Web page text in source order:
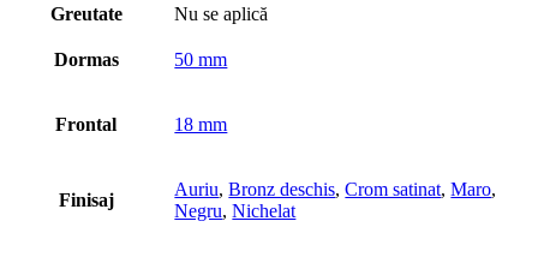
Greutate Nu se aplică
Dormas 50 mm
Frontal 18 mm
Finisaj
Auriu,Bronz deschis,Crom satinat,Maro,
Negru,Nichelat